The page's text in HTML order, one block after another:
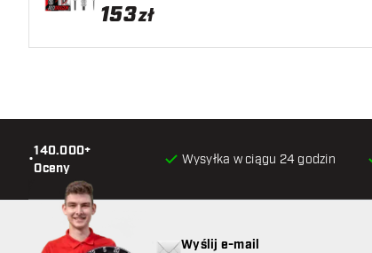
Długość lotki (MM)
153zł
•
140.000+
Oceny
Wysyłka w ciągu 24 godzin
Wyślij e-mail